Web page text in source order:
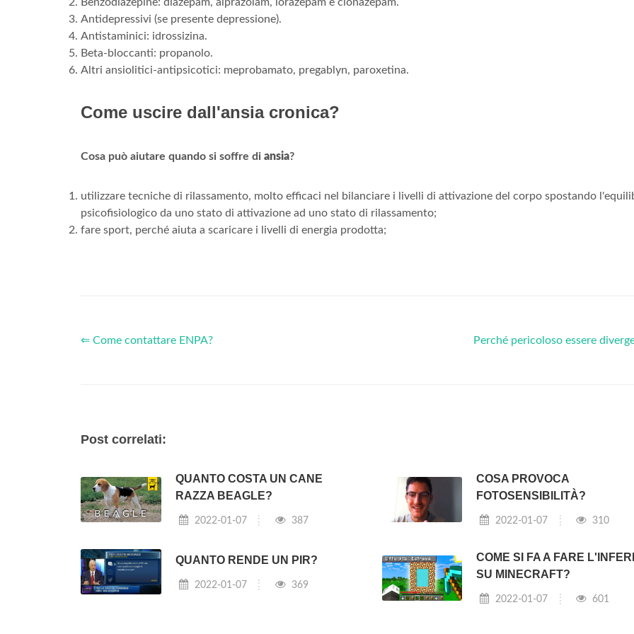
Antidepressivi (se presente depressione).
Antistaminici: idrossizina.
Beta-bloccanti: propanolo.
Altri ansiolitici-antipsicotici: meprobamato, pregablyn, paroxetina.
Come uscire dall'ansia cronica?
Cosa può aiutare quando si soffre di ansia?
utilizzare tecniche di rilassamento, molto efficaci nel bilanciare i livelli di attivazione del corpo spostando
psicofisiologico da uno stato di attivazione ad uno stato di rilassamento;
fare sport, perché aiuta a scaricare i livelli di energia prodotta;
⇐ Come contattare ENPA? Perché pericoloso essere
Post correlati:
QUANTO COSTA UN CANE
RAZZA BEAGLE?
2022-01-07 387
COSA PROVOCA
FOTOSENSIBILITÀ?
2022-01-07 310
QUANTO RENDE UN PIR?
2022-01-07 369
COME SI FA A FARE
SU MINECRAFT?
2022-01-07 601